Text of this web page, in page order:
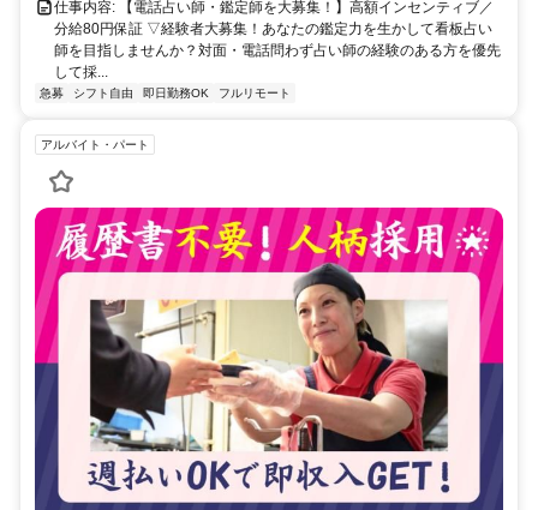
仕事内容: 【電話占い師・鑑定師を大募集！】高額インセンティブ／
分給80円保証 ▽経験者大募集！あなたの鑑定力を生かして看板占い
師を目指しませんか？対面・電話問わず占い師の経験のある方を優先
して採...
急募 シフト自由 即日勤務OK フルリモート
アルバイト・パート